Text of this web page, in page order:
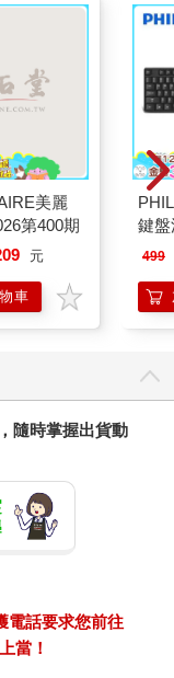
美麗
第400期
元
車
鍵盤
499
隨時掌握出貨動
電話要求您前往
當！